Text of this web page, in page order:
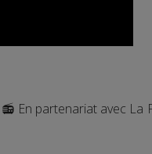
En partenariat avec La